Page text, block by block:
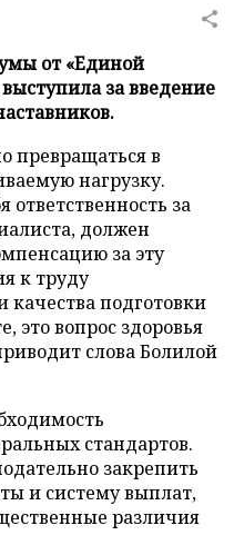
от «Единой
за введение
превращаться в
нагрузку.
ответственность за
должен
за эту
к труду
подготовки
это вопрос здоровья
слова Болилой
стандартов.
закрепить
и систему выплат,
различия